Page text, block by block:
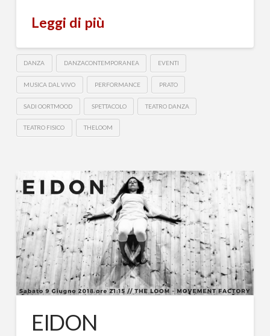
Leggi di più
DANZA DANZACONTEMPORANEA EVENTI
MUSICA DAL VIVO PERFORMANCE PRATO
SADI OORTMOOD SPETTACOLO TEATRO DANZA
TEATRO FISICO THELOOM
EIDON